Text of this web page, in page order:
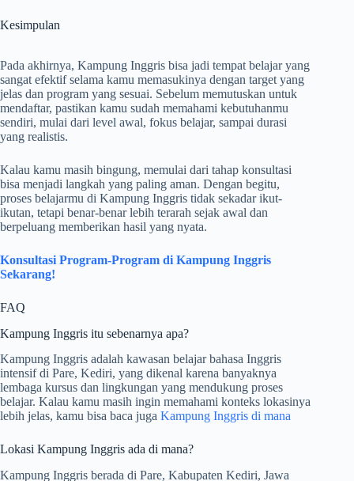
Kesimpulan
Pada akhirnya, Kampung Inggris bisa jadi tempat belajar yang
sangat efektif selama kamu memasukinya dengan target yang
jelas dan program yang sesuai. Sebelum memutuskan untuk
mendaftar, pastikan kamu sudah memahami kebutuhanmu
sendiri, mulai dari level awal, fokus belajar, sampai durasi
yang realistis.
Kalau kamu masih bingung, memulai dari tahap konsultasi
bisa menjadi langkah yang paling aman. Dengan begitu,
proses belajarmu di Kampung Inggris tidak sekadar ikut-
ikutan, tetapi benar-benar lebih terarah sejak awal dan
berpeluang memberikan hasil yang nyata.
Konsultasi Program-Program di Kampung Inggris
Sekarang!
FAQ
Kampung Inggris itu sebenarnya apa?
Kampung Inggris adalah kawasan belajar bahasa Inggris
intensif di Pare, Kediri, yang dikenal karena banyaknya
lembaga kursus dan lingkungan yang mendukung proses
belajar. Kalau kamu masih ingin memahami konteks lokasinya
lebih jelas, kamu bisa baca juga Kampung Inggris di mana
Lokasi Kampung Inggris ada di mana?
Kampung Inggris berada di Pare, Kabupaten Kediri, Jawa